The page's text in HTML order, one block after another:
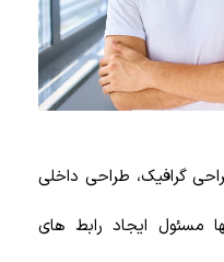
گرافیک، طراحی داخلی
مسئول ایجاد رابط های